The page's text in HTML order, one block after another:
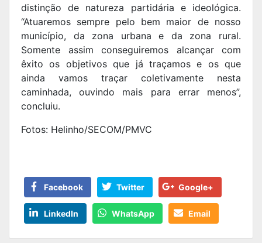
distinção de natureza partidária e ideológica.
“Atuaremos sempre pelo bem maior de nosso
município, da zona urbana e da zona rural.
Somente assim conseguiremos alcançar com
êxito os objetivos que já traçamos e os que
ainda vamos traçar coletivamente nesta
caminhada, ouvindo mais para errar menos”,
concluiu.
Fotos: Helinho/SECOM/PMVC
Facebook Twitter Google+
LinkedIn WhatsApp Email